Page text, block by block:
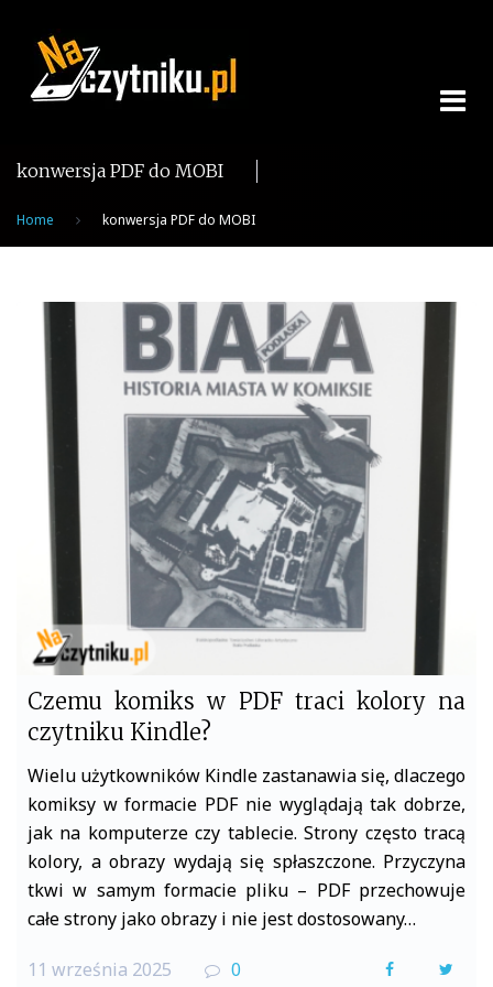
content
konwersja PDF do MOBI
Home konwersja PDF do MOBI
Tag:
konwersja
PDF
do
MOBI
Czemu komiks w PDF traci kolory na
czytniku Kindle?
Wielu użytkowników Kindle zastanawia się, dlaczego
komiksy w formacie PDF nie wyglądają tak dobrze,
jak na komputerze czy tablecie. Strony często tracą
kolory, a obrazy wydają się spłaszczone. Przyczyna
tkwi w samym formacie pliku – PDF przechowuje
całe strony jako obrazy i nie jest dostosowany…
11 września 2025 0
F